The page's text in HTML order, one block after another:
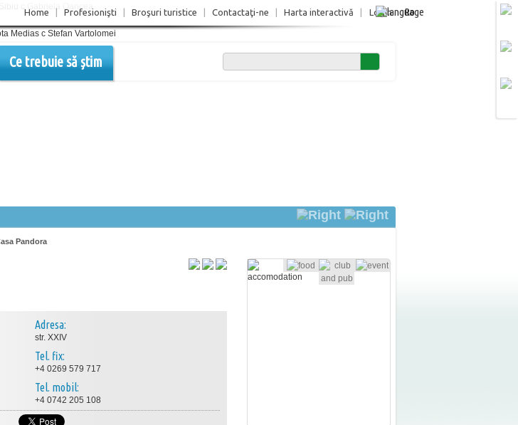
Login Ro
Home Profesionişti Broşuri turistice Contactaţi-ne Harta interactivă
Ce trebuie să știm
Pandora
Adresa:
str. XXIV
Tel. fix:
+4 0269 579 717
Tel. mobil:
+4 0742 205 108